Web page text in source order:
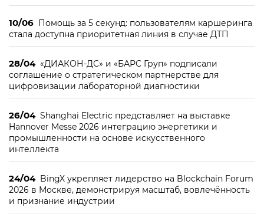
10/06 Помощь за 5 секунд: пользователям каршеринга
стала доступна приоритетная линия в случае ДТП
28/04 «ДИАКОН-ДС» и «БАРС Груп» подписали
соглашение о стратегическом партнерстве для
цифровизации лабораторной диагностики
26/04 Shanghai Electric представляет на выставке
Hannover Messe 2026 интеграцию энергетики и
промышленности на основе искусственного
интеллекта
24/04 BingX укрепляет лидерство на Blockchain Forum
2026 в Москве, демонстрируя масштаб, вовлечённость
и признание индустрии